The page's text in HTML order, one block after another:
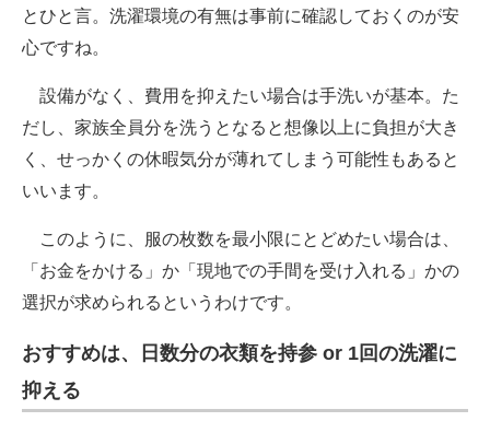
とひと言。洗濯環境の有無は事前に確認しておくのが安
心ですね。
設備がなく、費用を抑えたい場合は手洗いが基本。た
だし、家族全員分を洗うとなると想像以上に負担が大き
く、せっかくの休暇気分が薄れてしまう可能性もあると
いいます。
このように、服の枚数を最小限にとどめたい場合は、
「お金をかける」か「現地での手間を受け入れる」かの
選択が求められるというわけです。
おすすめは、日数分の衣類を持参 or 1回の洗濯に
抑える